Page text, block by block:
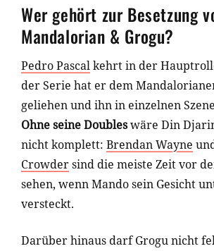
Wer gehört zur Besetzung
Mandalorian & Grogu?
Pedro Pascalkehrt in der
der Serie hat er dem
geliehen und ihn in einzelnen
Ohne seine Doubleswäre Din
nicht komplett: Brendan Wayne
Crowdersind die meiste Zeit vor
sehen, wenn Mando sein Gesicht
versteckt.
Darüber hinaus darf Grogu nicht